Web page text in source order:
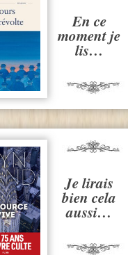
En ce
moment je
lis…
Je lirais
bien cela
aussi…